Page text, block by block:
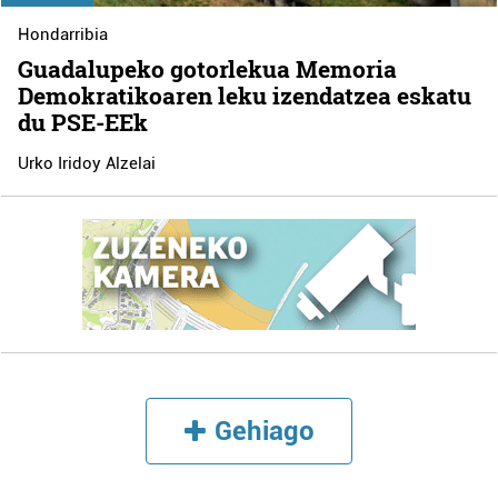
Hondarribia
Guadalupeko gotorlekua Memoria
Demokratikoaren leku izendatzea eskatu
du PSE-EEk
Urko Iridoy Alzelai
Gehiago